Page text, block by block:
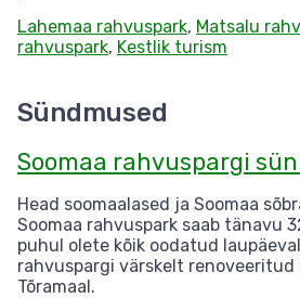
Lahemaa rahvuspark, Matsalu
rahvuspark, Kestlik turism
Sündmused
Soomaa rahvuspargi
Head soomaalased ja Soomaa
Soomaa rahvuspark saab tänavu
puhul olete kõik oodatud
rahvuspargi värskelt renoveeritud
Tõramaal.